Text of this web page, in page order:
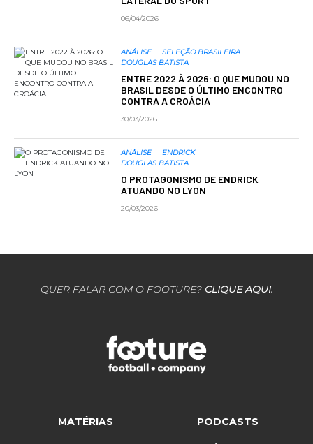
06/04/2026
ANÁLISE
SELEÇÃO BRASILEIRA
DOUGLAS BATISTA
ENTRE 2022 À 2026: O QUE MUDOU NO
BRASIL DESDE O ÚLTIMO ENCONTRO
CONTRA A CROÁCIA
30/03/2026
ANÁLISE
ENDRICK
DOUGLAS BATISTA
O PROTAGONISMO DE ENDRICK
ATUANDO NO LYON
20/03/2026
QUER FALAR COM O FOOTURE? CLIQUE AQUI.
MATÉRIAS PODCASTS